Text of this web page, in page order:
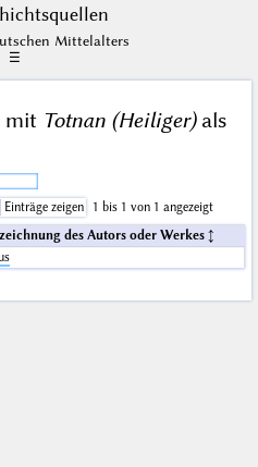
Mittelalters
☰
mit Totnan (Heiliger)als
Einträge zeigen
1 bis 1 von 1 angezeigt
des Autors oder Werkes